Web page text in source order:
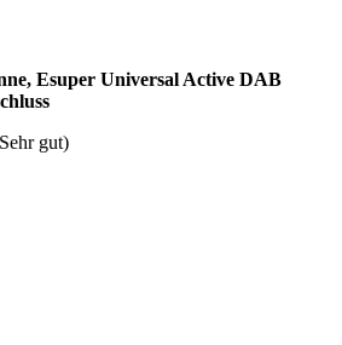
Esuper Universal Active DAB
gut)